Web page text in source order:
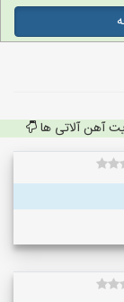
آهن آلاتی ها